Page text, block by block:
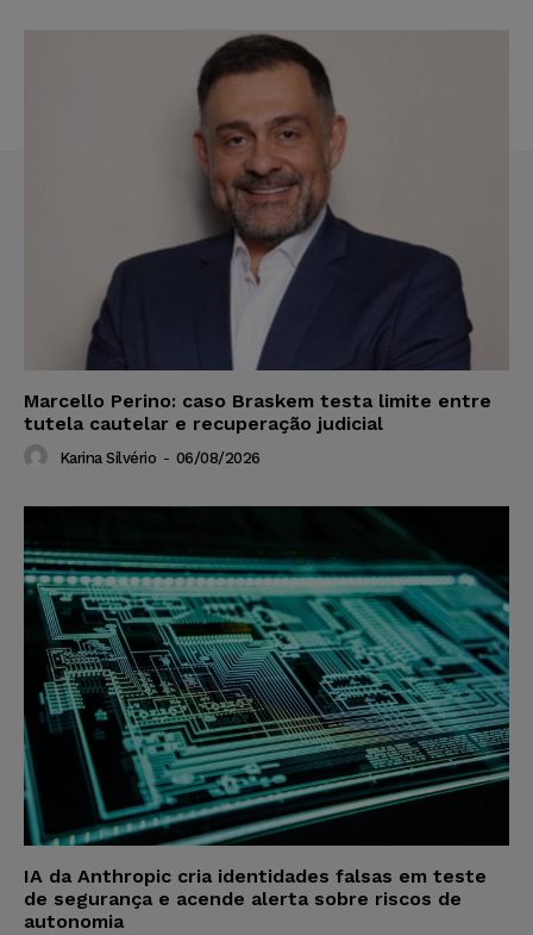
Marcello Perino: caso Braskem testa limite entre
tutela cautelar e recuperação judicial
Karina Silvério - 06/08/2026
IA da Anthropic cria identidades falsas em teste
de segurança e acende alerta sobre riscos de
autonomia